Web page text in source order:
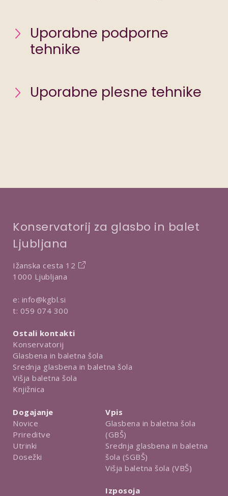
Uporabne podporne
tehnike
Uporabne plesne tehnike
Konservatorij za glasbo in balet
Ljubljana
Ižanska cesta 12
1000 Ljubljana
e: info@kgbl.si
t: 059 074 300
Ostali kontakti
Konservatorij
Glasbena in baletna šola
Srednja glasbena in baletna šola
Višja baletna šola
Knjižnica
Dogajanje
Novice
Prireditve
Utrinki
Dosežki
Vpis
Glasbena in baletna šola
(GBŠ)
Srednja glasbena in baletna
šola (SGBŠ)
Višja baletna šola (VBŠ)
Izposoja